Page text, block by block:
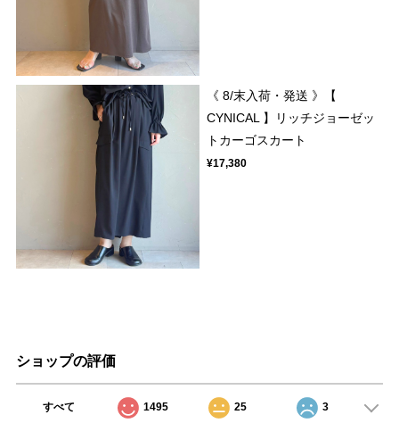
《 8/末入荷・発送 》【
CYNICAL 】リッチジョーゼッ
トカーゴスカート
¥17,380
ショップの評価
すべて 1495 25 3